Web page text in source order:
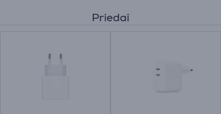
Priedai